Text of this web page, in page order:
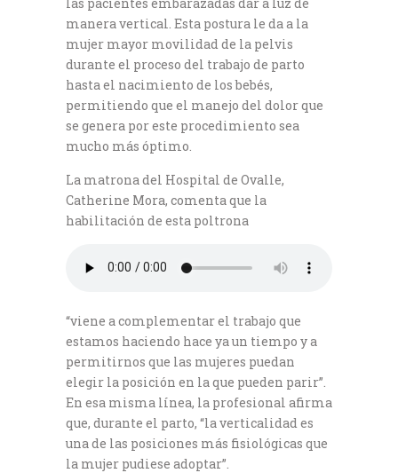
manera vertical. Esta postura le da a la
mujer mayor movilidad de la pelvis
durante el proceso del trabajo de parto
hasta el nacimiento de los bebés,
permitiendo que el manejo del dolor que
se genera por este procedimiento sea
mucho más óptimo.
La matrona del Hospital de Ovalle,
Catherine Mora, comenta que la
habilitación de esta poltrona
“viene a complementar el trabajo que
estamos haciendo hace ya un tiempo y a
permitirnos que las mujeres puedan
elegir la posición en la que pueden parir”.
En esa misma línea, la profesional afirma
que, durante el parto, “la verticalidad es
una de las posiciones más fisiológicas que
la mujer pudiese adoptar”.